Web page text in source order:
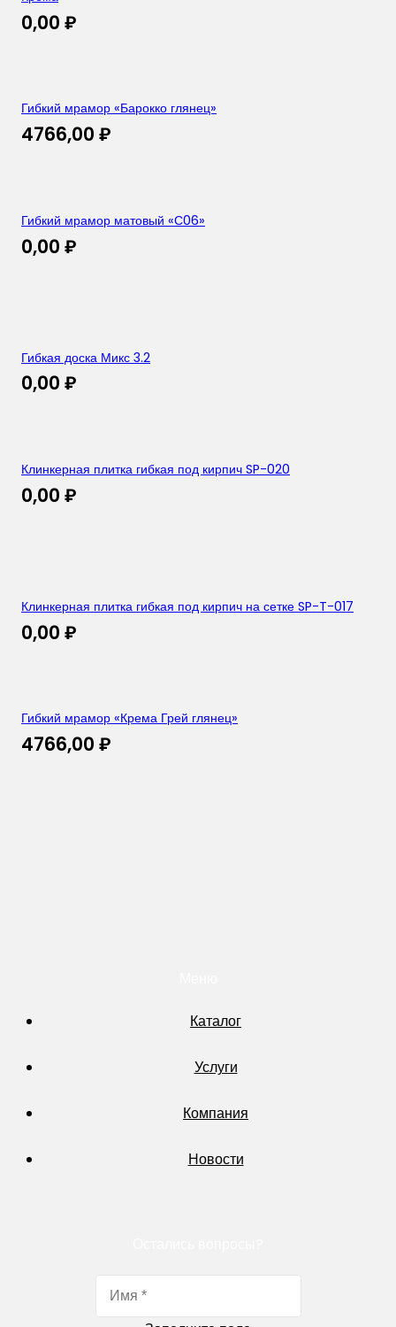
0,00 ₽
Гибкий мрамор «Барокко глянец»
4766,00 ₽
Гибкий мрамор матовый «С06»
0,00 ₽
Гибкая доска Микс 3.2
0,00 ₽
Клинкерная плитка гибкая под кирпич SP-020
0,00 ₽
Клинкерная плитка гибкая под кирпич на сетке SP-T-017
0,00 ₽
Гибкий мрамор «Крема Грей глянец»
4766,00 ₽
Каталог
Услуги
Компания
Новости